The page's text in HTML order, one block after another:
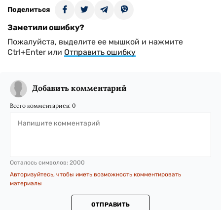
Поделиться
Заметили ошибку?
Пожалуйста, выделите ее мышкой и нажмите
Ctrl+Enter или Отправить ошибку
Добавить комментарий
Всего комментариев: 0
Осталось символов: 2000
Авторизуйтесь, чтобы иметь возможность комментировать
материалы
ОТПРАВИТЬ